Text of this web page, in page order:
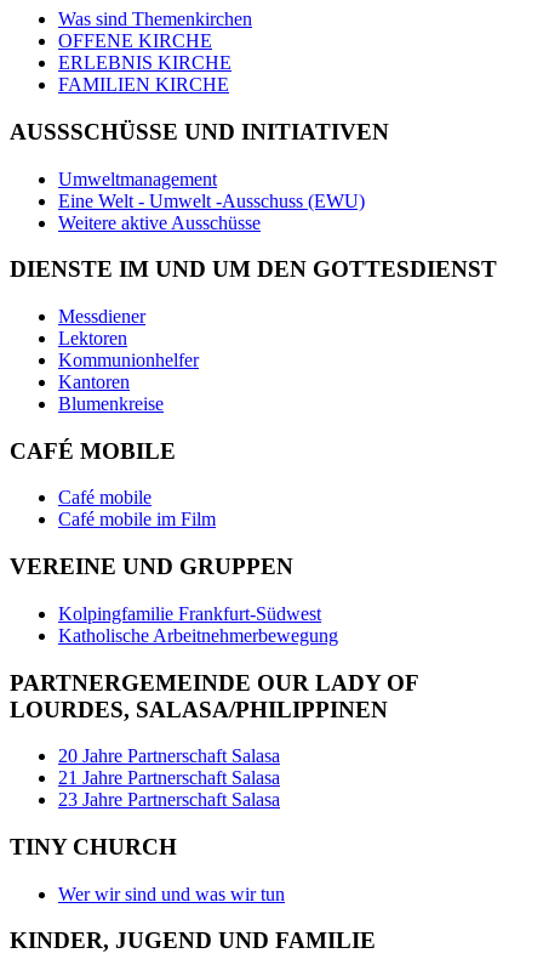
Was sind Themenkirchen
OFFENE KIRCHE
ERLEBNIS KIRCHE
FAMILIEN KIRCHE
AUSSSCHÜSSE UND INITIATIVEN
Umweltmanagement
Eine Welt - Umwelt -Ausschuss (EWU)
Weitere aktive Ausschüsse
DIENSTE IM UND UM DEN GOTTESDIENST
Messdiener
Lektoren
Kommunionhelfer
Kantoren
Blumenkreise
CAFÉ MOBILE
Café mobile
Café mobile im Film
VEREINE UND GRUPPEN
Kolpingfamilie Frankfurt-Südwest
Katholische Arbeitnehmerbewegung
PARTNERGEMEINDE OUR LADY OF
LOURDES, SALASA/PHILIPPINEN
20 Jahre Partnerschaft Salasa
21 Jahre Partnerschaft Salasa
23 Jahre Partnerschaft Salasa
TINY CHURCH
Wer wir sind und was wir tun
KINDER, JUGEND UND FAMILIE